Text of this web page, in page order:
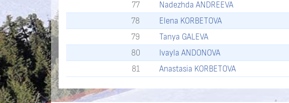
77
Nadezhda ANDREEVA
78
Elena KORBETOVA
79
Tanya GALEVA
80
Ivayla ANDONOVA
81
Anastasia KORBETOVA